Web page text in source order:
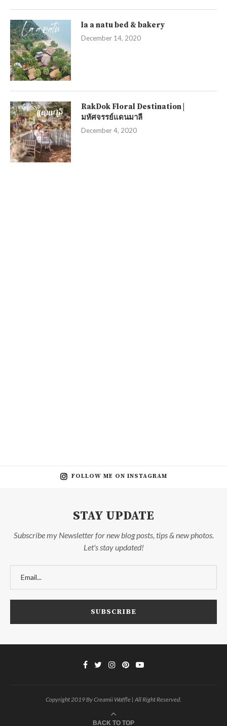
la a natu bed & bakery
December 14, 2020
RakDok Floral Destination |
มหัศจรรย์แดนมาลี
December 4, 2020
FOLLOW ME ON INSTAGRAM
STAY UPDATE
Subscribe my Newsletter for new blog posts, tips & new photos.
Let's stay updated!
Copyright 2019 By Creamii Waffle | All Right Reserved.
BACK TO TOP